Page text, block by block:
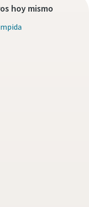
hoy mismo